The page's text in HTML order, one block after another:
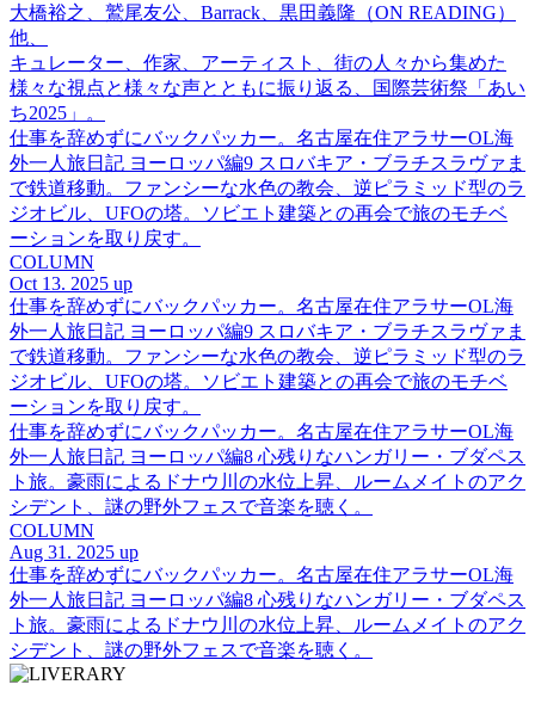
大橋裕之、鷲尾友公、Barrack、黒田義隆（ON READING）
他、
キュレーター、作家、アーティスト、街の人々から集めた
様々な視点と様々な声とともに振り返る、国際芸術祭「あい
ち2025」。
仕事を辞めずにバックパッカー。名古屋在住アラサーOL海
外一人旅日記 ヨーロッパ編9 スロバキア・ブラチスラヴァま
で鉄道移動。ファンシーな水色の教会、逆ピラミッド型のラ
ジオビル、UFOの塔。ソビエト建築との再会で旅のモチベ
ーションを取り戻す。
COLUMN
Oct 13. 2025 up
仕事を辞めずにバックパッカー。名古屋在住アラサーOL海
外一人旅日記 ヨーロッパ編9 スロバキア・ブラチスラヴァま
で鉄道移動。ファンシーな水色の教会、逆ピラミッド型のラ
ジオビル、UFOの塔。ソビエト建築との再会で旅のモチベ
ーションを取り戻す。
仕事を辞めずにバックパッカー。名古屋在住アラサーOL海
外一人旅日記 ヨーロッパ編8 心残りなハンガリー・ブダペス
ト旅。豪雨によるドナウ川の水位上昇、ルームメイトのアク
シデント、謎の野外フェスで音楽を聴く。
COLUMN
Aug 31. 2025 up
仕事を辞めずにバックパッカー。名古屋在住アラサーOL海
外一人旅日記 ヨーロッパ編8 心残りなハンガリー・ブダペス
ト旅。豪雨によるドナウ川の水位上昇、ルームメイトのアク
シデント、謎の野外フェスで音楽を聴く。